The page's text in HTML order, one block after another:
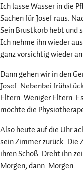
Ich lasse Wasser in die
Sachen für Josef raus.
Sein Brustkorb hebt und
Ich nehme ihn wieder
ganz vorsichtig wieder
Dann gehen wir in den
Josef. Nebenbei
Eltern. Weniger Eltern.
möchte die
Also heute auf die Uhr
sein Zimmer zurück. Die
ihren Schoß. Dreht ihn
Morgen, dann. Morgen.